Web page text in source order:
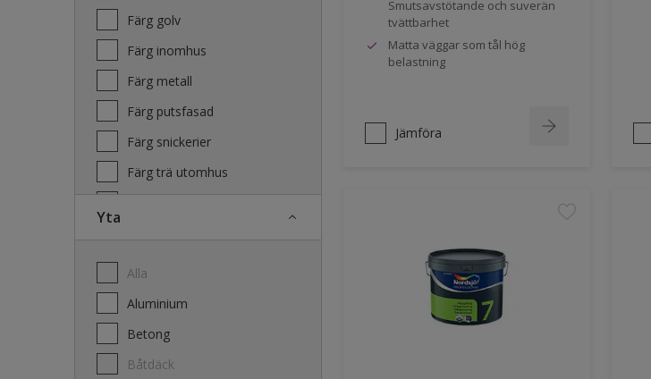
Färg golv
Färg inomhus
Färg metall
Färg putsfasad
Färg snickerier
Färg trä utomhus
Yta
Alla
Aluminium
Betong
Båtdäck
Smutsavstötande och suverän
tvättbarhet
Matta väggar som tål hög
belastning
Jämföra